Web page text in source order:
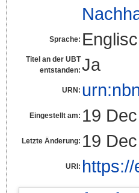
Sprache:
Titel an der UBT
entstanden: Ja
URN:
Eingestellt am: 19
Letzte Änderung: 19
URI: